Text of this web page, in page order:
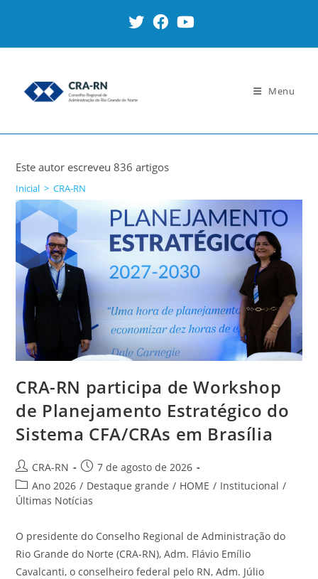
Menu
Este autor escreveu 836 artigos
Inicial > CRA-RN
CRA-RN participa de Workshop
de Planejamento Estratégico do
Sistema CFA/CRAs em Brasília
Autor
do
post:
CRA-RN
Post
publicado:
7 de agosto de 2026
Categoria
do
Ano 2026 / Destaque grande / HOME / Institucional /
Últimas Notícias
O presidente do Conselho Regional de Administração do
Rio Grande do Norte (CRA-RN), Adm. Flávio Emílio
Cavalcanti, o conselheiro federal pelo RN, Adm. Júlio